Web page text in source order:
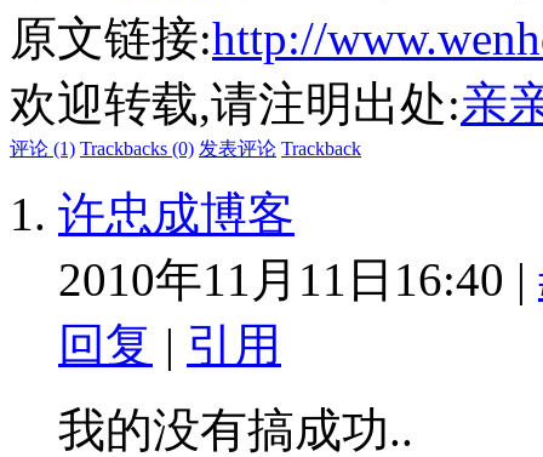
原文链接:http://
欢迎转载,请注明出处:亲
评论 (1) Trackbacks (0) 发表评论 Trackback
许忠成博客
2010年11月11日16:40 |
回复 | 引用
我的没有搞成功..